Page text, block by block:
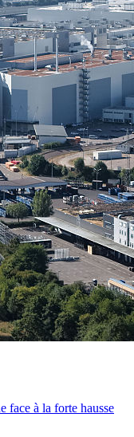
face à la forte hausse